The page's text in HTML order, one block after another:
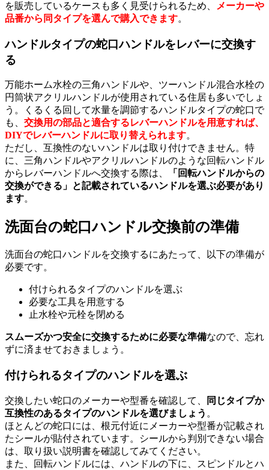
を販売しているケースも多く見受けられるため、
メーカーや
品番から同タイプを選んで購入できます。
ハンドルタイプの蛇口ハンドルをレバーに交換す
る
万能ホーム水栓の三角ハンドルや、ツーハンドル混合水栓の
円筒状アクリルハンドルが使用されている住居も多いでしょ
う。くるくる回して水量を調節するハンドルタイプの蛇口で
も、 交換用の部品と適合するレバーハンドルを用意すれば、
DIYでレバーハンドルに取り替えられます。
ただし、互換性のないハンドルは取り付けできません。特
に、三角ハンドルやアクリルハンドルのような回転ハンドル
からレバーハンドルへ交換する際は、
「回転ハンドルからの
交換ができる」と記載されているハンドルを選ぶ必要があり
ます。
洗面台の蛇口ハンドル交換前の準備
洗面台の蛇口ハンドルを交換するにあたって、以下の準備が
必要です。
付けられるタイプのハンドルを選ぶ
必要な工具を用意する
止水栓や元栓を閉める
スムーズかつ安全に交換するために必要な準備なので、忘れ
ずに済ませておきましょう。
付けられるタイプのハンドルを選ぶ
交換したい蛇口のメーカーや型番を確認して、
同じタイプか
互換性のあるタイプのハンドルを選びましょう 。
ほとんどの蛇口には、根元付近にメーカーや型番が記載され
たシールが貼付されています。シールから判別できない場合
は、取り扱い説明書を確認してみてください。
また、回転ハンドルには、ハンドルの下に、スピンドルとハ